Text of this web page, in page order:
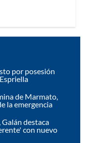
por posesión
de Marmato,
la emergencia
destaca
con nuevo